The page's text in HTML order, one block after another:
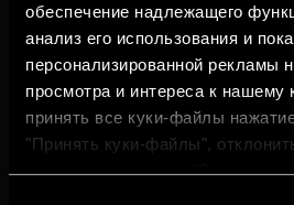
обеспечение надлежащего
анализ его использования и
персонализированной рекламы
просмотра и интереса к нашему
принять все куки-файлы
"Принять куки-файлы",
ПЕЙТЕ
WhistleblowingЮридическая
информация
©2026 Miguel Torres S.A. Все